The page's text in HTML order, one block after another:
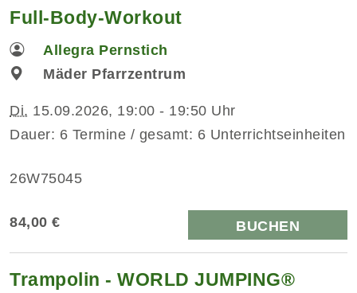
Full-Body-Workout
Allegra Pernstich
Mäder Pfarrzentrum
Di. 15.09.2026, 19:00 - 19:50 Uhr
Dauer: 6 Termine / gesamt: 6 Unterrichtseinheiten
26W75045
84,00 € BUCHEN
Trampolin - WORLD JUMPING®